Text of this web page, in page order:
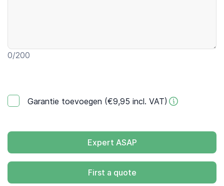
0/200
Garantie toevoegen (€9,95 incl. VAT)
Expert ASAP
First a quote